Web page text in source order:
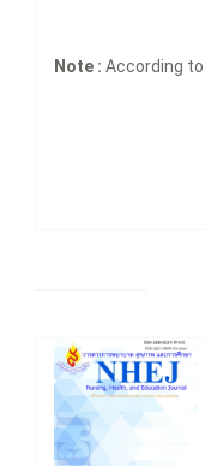
Note : According